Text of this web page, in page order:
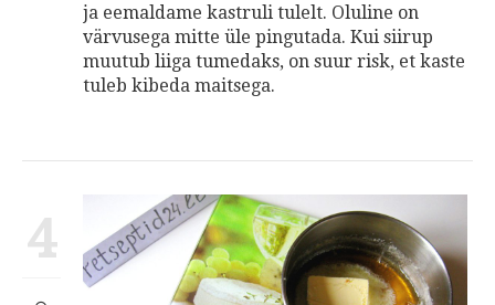
ja eemaldame kastruli tulelt. Oluline on
värvusega mitte üle pingutada. Kui siirup
muutub liiga tumedaks, on suur risk, et kaste
tuleb kibeda maitsega.
4